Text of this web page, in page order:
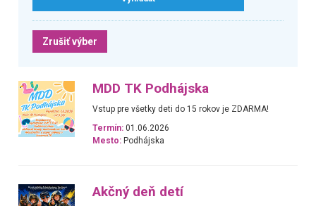
Zrušiť výber
MDD TK Podhájska
Vstup pre všetky deti do 15 rokov je ZDARMA!
Termín: 01.06.2026
Mesto: Podhájska
Akčný deň detí